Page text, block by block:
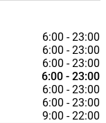
6:00 - 23:00
6:00 - 23:00
6:00 - 23:00
6:00 - 23:00
6:00 - 23:00
6:00 - 23:00
9:00 - 22:00